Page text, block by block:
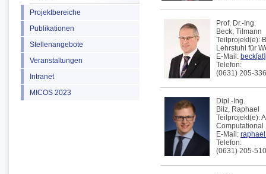
Projektbereiche
Publikationen
Stellenangebote
Veranstaltungen
Intranet
MICOS 2023
Prof. Dr.-Ing.
Beck, Tilmann
Teilprojekt(e):
Lehrstuhl für
E-Mail:
Telefon:
(0631) 205-
Dipl.-Ing.
Bilz, Raphael
Teilprojekt(e):
Computational
E-Mail:
Telefon:
(0631) 205-